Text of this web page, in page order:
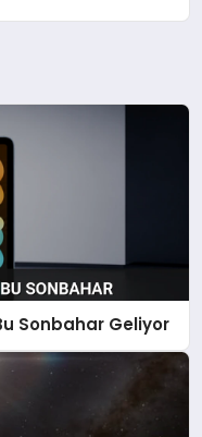
Sonbahar Geliyor